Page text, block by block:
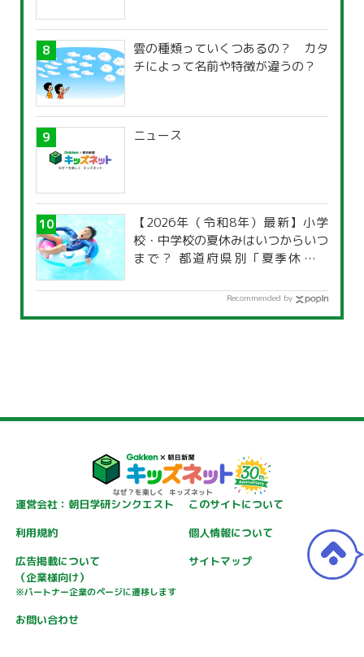
雲の種類っていくつあるの？ カタ
チによって名前や特徴が違うの？
ニュース
【2026年（令和8年）最新】小学
校・中学校の夏休みはいつからいつ
まで？ 都道府県別「夏季休暇一
Recommended by
運営会社：朝日学研シンクエスト
このサイトについて
利用規約
個人情報について
広告掲載について
（企業様向け）
※パートナー企業のページに遷移します
サイトマップ
お問い合わせ